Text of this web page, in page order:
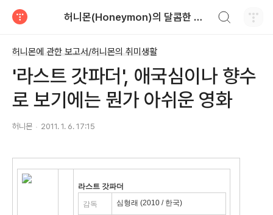
허니몬(Honeymon)의 달콤한 비행
허니몬에 관한 보고서/허니몬의 취미생활
'라스트 갓파더', 애국심이나 향수
로 보기에는 뭔가 아쉬운 영화
허니몬 2011. 1. 6. 17:15
라스트 갓파더
감독 심형래 (2010 / 한국)